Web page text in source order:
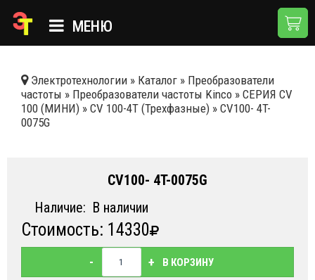
МЕНЮ
КАТАЛОГ
О КОМПАНИИ
ДОСТАВКА И ОПЛАТА
КОНТАКТЫ
Электротехнологии » Каталог » Преобразователи
частоты » Преобразователи частоты Kinco » СЕРИЯ СV
100 (МИНИ) » CV 100-4T (Трехфазные) » CV100- 4T-
0075G
CV100- 4T-0075G
Наличие: В наличии
Стоимость: 14330
- + В КОРЗИНУ